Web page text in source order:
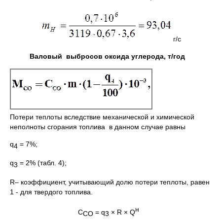
г/с
Валовый выбросов оксида углерода, т/год
Потери теплоты вследствие механической и химической
неполноты сгорания топлива в данном случае равны
q4 = 7%;
q3 = 2% (табл. 4);
R– коэффициент, учитывающий долю потери теплоты, равен
1 - для твердого топлива.
ССО = q3 × R × Qн